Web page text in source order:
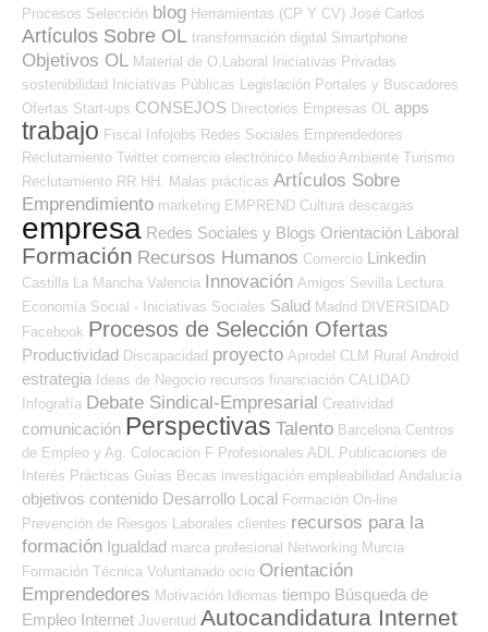
Procesos Selección blog Herramientas (CP Y CV) José Carlos
Artículos Sobre OL transformación digital Smartphone
Objetivos OL Material de O.Laboral
Iniciativas Privadas
sostenibilidad
Iniciativas Públicas Legislación Portales y Buscadores
Ofertas Start-ups CONSEJOS Directorios Empresas OL apps
trabajo Fiscal Infojobs Redes Sociales Emprendedores
Reclutamiento Twitter comercio electrónico Medio Ambiente Turismo
Reclutamiento RR.HH.
Malas prácticas Artículos Sobre
Emprendimiento marketing EMPREND Cultura descargas
empresa Redes Sociales y Blogs Orientación Laboral
Formación Recursos Humanos Comercio Linkedin
Castilla La Mancha Valencia Innovación Amigos Sevilla
Lectura
Economía Social - Iniciativas Sociales Salud Madrid DIVERSIDAD
Facebook Procesos de Selección Ofertas
Productividad Discapacidad proyecto Aprodel CLM Rural Android
estrategia Ideas de Negocio recursos financiación CALIDAD
Infografía Debate Sindical-Empresarial Creatividad
comunicación Perspectivas Talento Barcelona Centros
de Empleo y Ag. Colocación F Profesionales ADL
Publicaciones de
Interés Prácticas Guías Becas investigación empleabilidad Andalucía
objetivos contenido Desarrollo Local Formación On-line
Prevención de Riesgos Laborales clientes recursos para la
formación Igualdad marca profesional Networking Murcia
Formación Técnica Voluntariado ocio Orientación
Emprendedores Motivación Idiomas tiempo Búsqueda de
Empleo Internet Juventud Autocandidatura Internet